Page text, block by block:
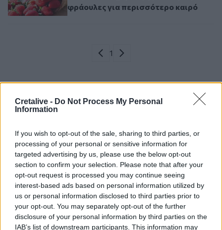
Cretalive - Do Not Process My Personal
Information
If you wish to opt-out of the sale, sharing to third parties, or
processing of your personal or sensitive information for
targeted advertising by us, please use the below opt-out
section to confirm your selection. Please note that after your
opt-out request is processed you may continue seeing
interest-based ads based on personal information utilized by
us or personal information disclosed to third parties prior to
your opt-out. You may separately opt-out of the further
disclosure of your personal information by third parties on the
IAB’s list of downstream participants. This information may
φράουλες για περισσότερο καιρό
Σελιδοποίηση
Προηγούμενη σελίδα
Current page
1 Next page
Ροή ειδήσεων
12:32
Το Μουσείο Μόδας στο Μπαθ έλαβε 7,2 εκ. λίρες για τη
μεταφορά σε ιστορικό κτίριο
12:31
Φεστιβάλ Κρήτης: Μάγεψε η μουσικοχορευτική
παράσταση "Donna Nobis Pace - Echoes of Hope"» -
Κατάμεστο το "Μάνος Χατζιδάκις"